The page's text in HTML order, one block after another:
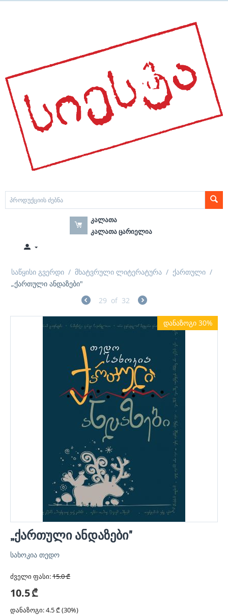
ᲙᲐᲚᲐᲗᲐ
კალათა ცარიელია
საწყისი გვერდი / მხატვრული ლიტერატურა / ქართული /
„ქართული ანდაზები"
29 of 32
დანაზოგი 30%
„ქართული ანდაზები"
სახოკია თედო
ძველი ფასი:15.0₾
10.5₾
დანაზოგი:4.5 ₾ (30%)